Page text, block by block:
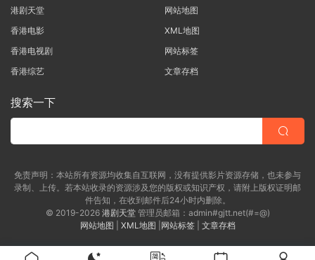
港剧天堂
香港电影
香港电视剧
香港综艺
网站地图
XML地图
网站标签
文章存档
搜索一下
免责声明：本站所有资源均收集自互联网，没有提供影片资源存储，也未参与
录制、上传。若本站收录的资源涉及您的版权或知识产权，请附上版权证明邮
件告知，在收到邮件后24小时内删除。
© 2019-2026 港剧天堂管理员邮箱：admin#gjtt.net(#=@)
网站地图
XML地图 网站标签| 文章存档